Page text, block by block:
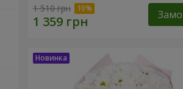
1 510 грн